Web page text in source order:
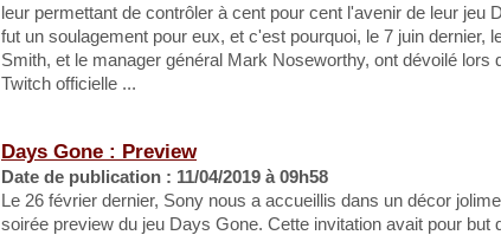
leur permettant de contrôler à cent pour cent l'avenir de leur jeu
fut un soulagement pour eux, et c'est pourquoi, le 7 juin dernier,
Smith, et le manager général Mark Noseworthy, ont dévoilé lors
Twitch officielle ...
Days Gone : Preview
Date de publication : 11/04/2019 à 09h58
Le 26 février dernier, Sony nous a accueillis dans un décor
soirée preview du jeu Days Gone. Cette invitation avait pour but